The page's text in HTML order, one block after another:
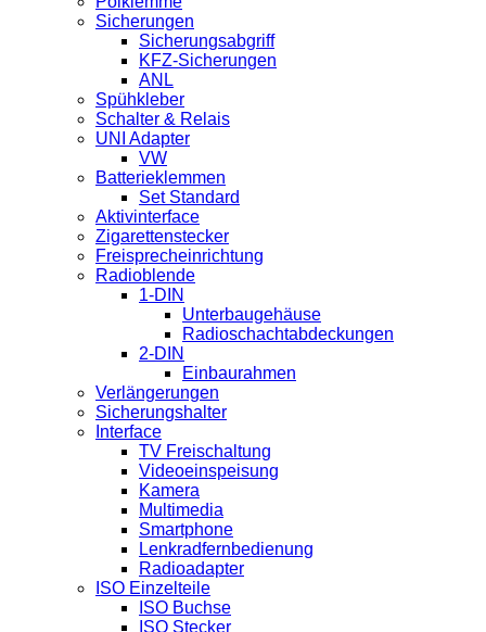
Sicherungen
Sicherungsabgriff
KFZ-Sicherungen
ANL
Spühkleber
Schalter & Relais
UNI Adapter
VW
Batterieklemmen
Set Standard
Aktivinterface
Zigarettenstecker
Freisprecheinrichtung
Radioblende
1-DIN
Unterbaugehäuse
Radioschachtabdeckungen
2-DIN
Einbaurahmen
Verlängerungen
Sicherungshalter
Interface
TV Freischaltung
Videoeinspeisung
Kamera
Multimedia
Smartphone
Lenkradfernbedienung
Radioadapter
ISO Einzelteile
ISO Buchse
ISO Stecker